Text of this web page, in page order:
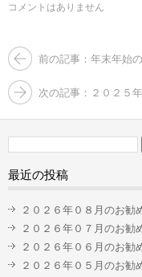
開
コメントはありません
前の記事：年末年始
次の記事：２０２５
最近の投稿
２０２６年０８月のお勧
２０２６年０７月のお勧
２０２６年０６月のお勧
２０２６年０５月のお勧